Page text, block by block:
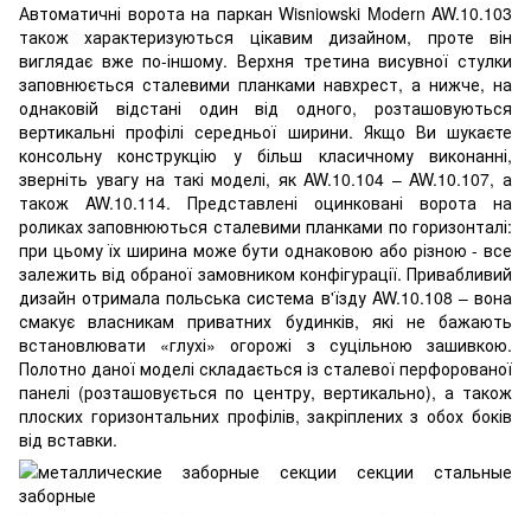
Автоматичні ворота на паркан Wisniowski Modern AW.10.103
також характеризуються цікавим дизайном, проте він
виглядає вже по-іншому. Верхня третина висувної стулки
заповнюється сталевими планками навхрест, а нижче, на
однаковій відстані один від одного, розташовуються
вертикальні профілі середньої ширини. Якщо Ви шукаєте
консольну конструкцію у більш класичному виконанні,
зверніть увагу на такі моделі, як AW.10.104 – AW.10.107, а
також AW.10.114. Представлені оцинковані ворота на
роликах заповнюються сталевими планками по горизонталі:
при цьому їх ширина може бути однаковою або різною - все
залежить від обраної замовником конфігурації. Привабливий
дизайн отримала польська система в'їзду AW.10.108 – вона
смакує власникам приватних будинків, які не бажають
встановлювати «глухі» огорожі з суцільною зашивкою.
Полотно даної моделі складається із сталевої перфорованої
панелі (розташовується по центру, вертикально), а також
плоских горизонтальних профілів, закріплених з обох боків
від вставки.